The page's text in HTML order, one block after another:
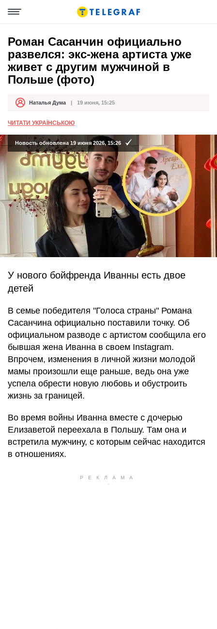
Роман Сасанчин официально
развелся: экс-жена артиста уже
живет с другим мужчиной в
Польше (фото)
АвторНаталья Дума
Дата публикации 19 июня, 15:25
ЧИТАТИ УКРАЇНСЬКОЮ
Новость обновлена 19 июня 2026, 15:26
У нового бойфренда Иванны есть двое
детей
В семье победителя "Голоса страны" Романа
Сасанчина официально поставили точку. Об
официальном разводе с артистом сообщила его
бывшая жена Иванна в своем Instagram.
Впрочем, изменения в личной жизни молодой
мамы произошли еще раньше, ведь она уже
успела обрести новую любовь и обустроить
жизнь за границей.
Во время войны Иванна вместе с дочерью
Елизаветой переехала в Польшу. Там она и
встретила мужчину, с которым сейчас находится
в отношениях.